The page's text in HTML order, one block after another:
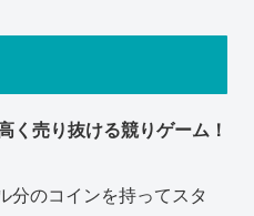
く売り抜ける競りゲーム！
分のコインを持ってスタ